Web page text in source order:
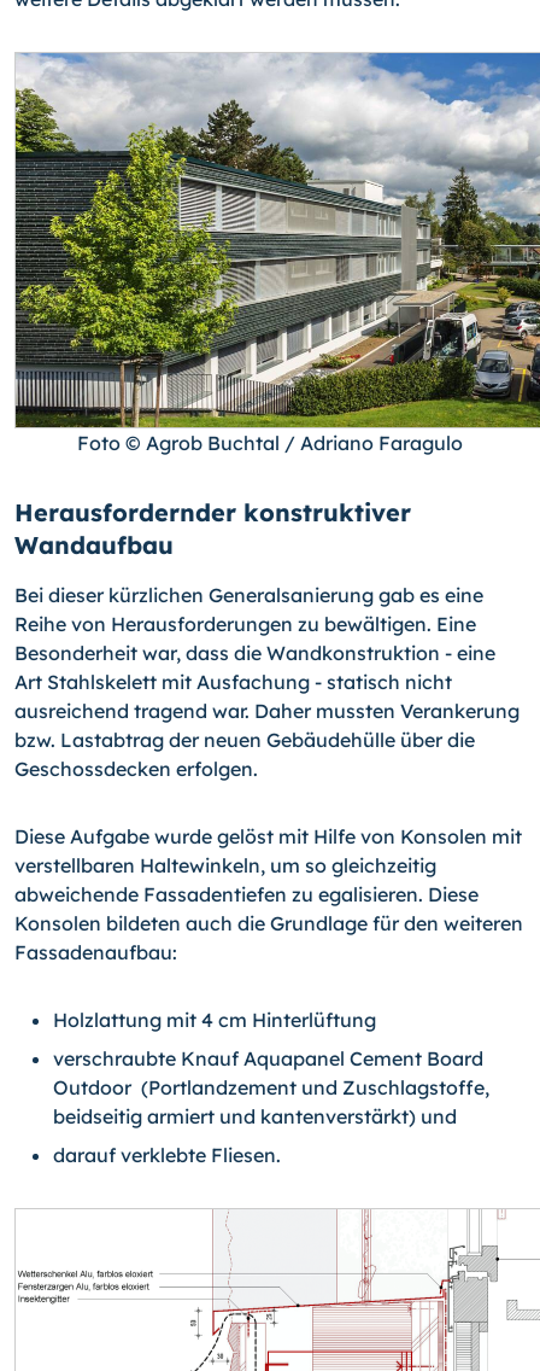
Foto © Agrob Buchtal / Adriano Faragulo
Herausfordernder konstruktiver
Wandaufbau
Bei dieser kürzlichen Generalsanierung gab es eine
Reihe von Herausforderungen zu bewältigen. Eine
Besonderheit war, dass die Wandkonstruktion - eine
Art Stahlskelett mit Ausfachung - statisch nicht
ausreichend tragend war. Daher mussten Verankerung
bzw. Lastabtrag der neuen Gebäudehülle über die
Geschossdecken erfolgen.
Diese Aufgabe wurde gelöst mit Hilfe von Konsolen mit
verstellbaren Haltewinkeln, um so gleichzeitig
abweichende Fassadentiefen zu egalisieren. Diese
Konsolen bildeten auch die Grundlage für den weiteren
Fassadenaufbau:
Holzlattung mit 4 cm Hinterlüftung
verschraubte Knauf Aquapanel Cement Board
Outdoor (Portlandzement und Zuschlagstoffe,
beidseitig armiert und kantenverstärkt) und
darauf verklebte Fliesen.